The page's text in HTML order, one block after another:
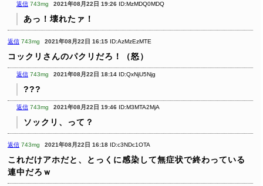
返信 743mg 2021年08月22日 19:26 ID:MzMDQ0MDQ
あっ！壊れたァ！
返信 743mg 2021年08月22日 16:15 ID:AzMzEzMTE
コックリさんのパクリだろ！（怒）
返信 743mg 2021年08月22日 18:14 ID:QxNjU5Njg
???
返信 743mg 2021年08月22日 19:46 ID:M3MTA2MjA
ソックリ、って？
返信 743mg 2021年08月22日 16:18 ID:c3NDc1OTA
これだけアホだと、とっくに感染して無症状で終わっている
連中だろｗ